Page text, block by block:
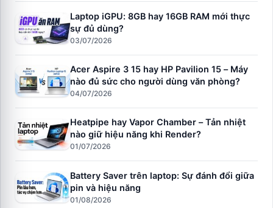
Laptop iGPU: 8GB hay 16GB RAM mới thực
sự đủ dùng?
03/07/2026
Acer Aspire 3 15 hay HP Pavilion 15 – Máy
nào đủ sức cho người dùng văn phòng?
04/07/2026
Heatpipe hay Vapor Chamber – Tản nhiệt
nào giữ hiệu năng khi Render?
01/07/2026
Battery Saver trên laptop: Sự đánh đổi giữa
pin và hiệu năng
01/08/2026